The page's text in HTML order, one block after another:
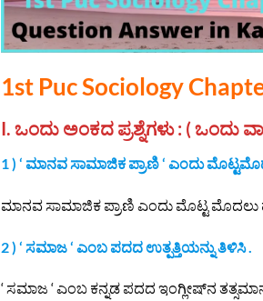
1st Puc Sociology
I. ಒಂದು ಅಂಕದ ಪ್ರಶ್ನೆಗಳು : ( ಒಂದು
1 ) ‘ ಮಾನವ ಸಾಮಾಜಿಕ ಪ್ರಾಣಿ ‘ ಎಂದು
ಮಾನವ ಸಾಮಾಜಿಕ ಪ್ರಾಣಿ ಎಂದು ಮೊಟ್ಟ ಮೊದಲು
2 ) ‘ ಸಮಾಜ ‘ ಎಂಬ ಪದದ ಉತ್ಪತ್ತಿಯನ್ನು ತಿಳಿಸಿ .
‘ ಸಮಾಜ ‘ ಎಂಬ ಕನ್ನಡ ಪದದ ಇಂಗ್ಲೀಷ್‌ನ